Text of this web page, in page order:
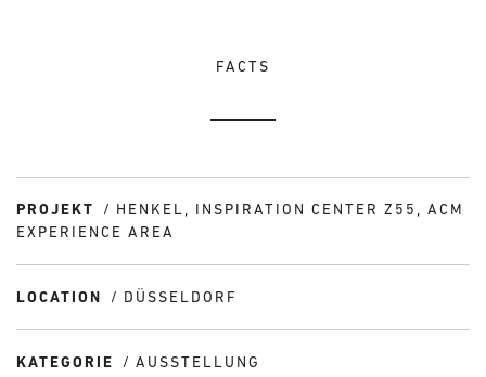
FACTS
PROJEKT
HENKEL, INSPIRATION CENTER Z55, ACM
EXPERIENCE AREA
LOCATION DÜSSELDORF
KATEGORIE AUSSTELLUNG